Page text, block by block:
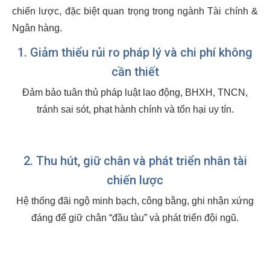
chiến lược, đặc biệt quan trọng trong ngành Tài chính &
Ngân hàng.
1. Giảm thiểu rủi ro pháp lý và chi phí không
cần thiết
Đảm bảo tuân thủ pháp luật lao động, BHXH, TNCN,
tránh sai sót, phạt hành chính và tổn hại uy tín.
2. Thu hút, giữ chân và phát triển nhân tài
chiến lược
Hệ thống đãi ngộ minh bạch, công bằng, ghi nhận xứng
đáng để giữ chân “đầu tàu” và phát triển đội ngũ.